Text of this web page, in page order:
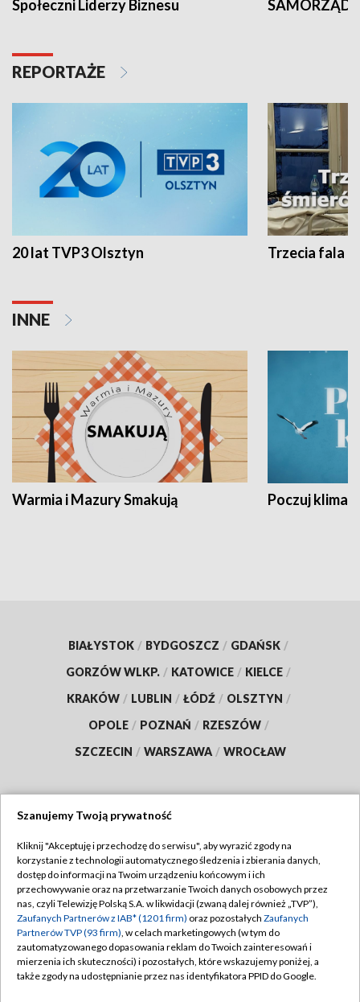
Społeczni Liderzy Biznesu SAMORZĄD
REPORTAŻE
20 lat TVP3 Olsztyn Trzecia fala -
INNE
Warmia i Mazury Smakują Poczuj klimat
BIAŁYSTOK / BYDGOSZCZ / GDAŃSK /
GORZÓW WLKP. / KATOWICE / KIELCE /
KRAKÓW / LUBLIN / ŁÓDŹ / OLSZTYN /
OPOLE / POZNAŃ / RZESZÓW /
SZCZECIN / WARSZAWA / WROCŁAW
TVP
Abonament TVP
Emisja w TVP
Centrum informacji TVP
Naziemna Telewizja Cyfrowa
Regulamin TVP
Polityka prywatności
Moje zgody
Pomoc
Szanujemy Twoją prywatność
Kliknij "Akceptuję i przechodzę do serwisu", aby wyrazić zgody na
korzystanie z technologii automatycznego śledzenia i zbierania danych,
dostęp do informacji na Twoim urządzeniu końcowym i ich
przechowywanie oraz na przetwarzanie Twoich danych osobowych przez
nas, czyli Telewizję Polską S.A. w likwidacji (zwaną dalej również „TVP”),
Zaufanych Partnerów z IAB* (1201 firm) oraz pozostałych Zaufanych
Partnerów TVP (93 firm), w celach marketingowych (w tym do
zautomatyzowanego dopasowania reklam do Twoich zainteresowań i
mierzenia ich skuteczności) i pozostałych, które wskazujemy poniżej, a
także zgody na udostępnianie przez nas identyfikatora PPID do Google.